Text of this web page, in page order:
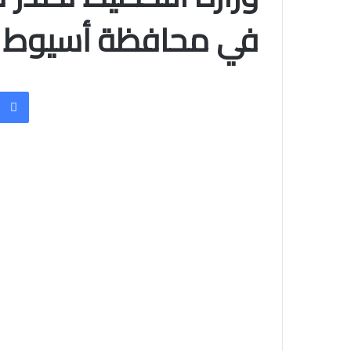
في محافظة أسيوط